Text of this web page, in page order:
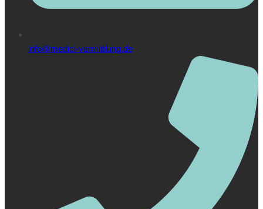
info@medici-vermittlung.de